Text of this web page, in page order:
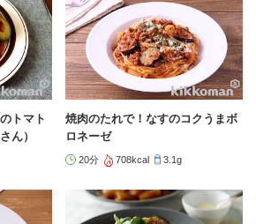
トマト
ん）
焼肉のたれで！なすのコクうまボ
ロネーゼ
20分 708kcal 3.1g